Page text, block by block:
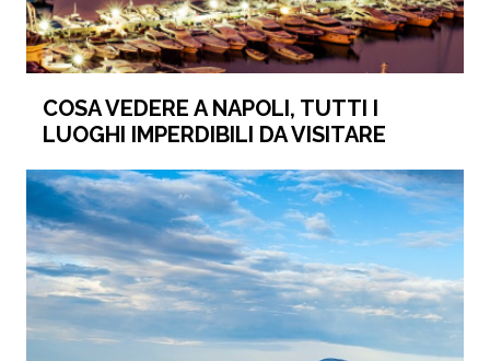
COSA VEDERE A NAPOLI, TUTTI I
LUOGHI IMPERDIBILI DA VISITARE